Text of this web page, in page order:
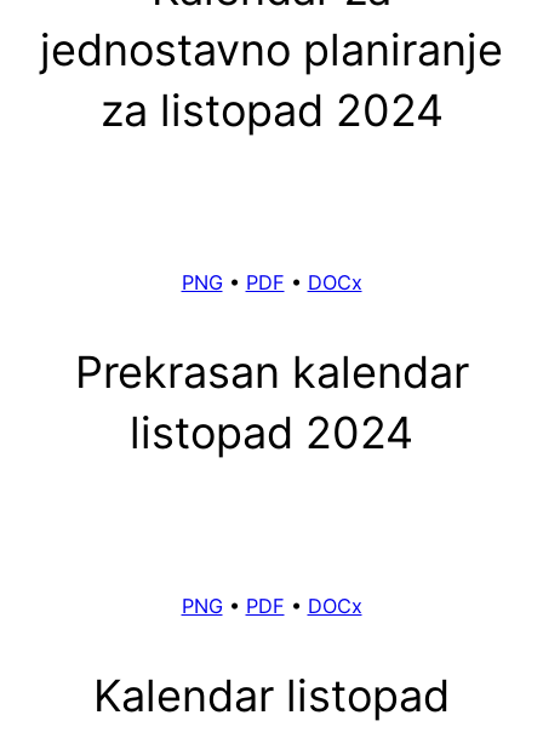
jednostavno planiranje
za listopad 2024
PNG • PDF • DOCx
Prekrasan kalendar
listopad 2024
PNG • PDF • DOCx
Kalendar listopad